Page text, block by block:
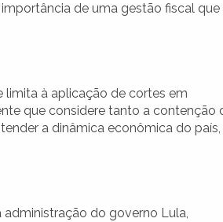
de uma gestão fiscal que
limita à aplicação de cortes em
que considere tanto a contenção
a dinâmica econômica do país,
administração do governo Lula,